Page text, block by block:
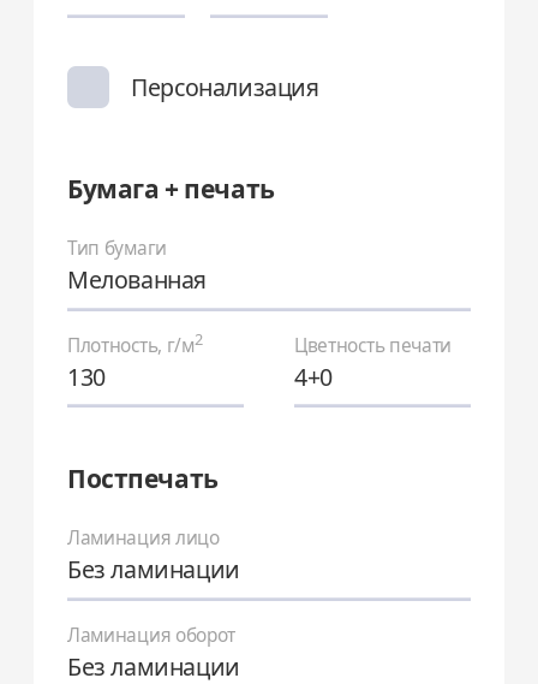
Персонализация
Бумага + печать
Тип бумаги
Мелованная
Плотность, г/м2
130
Цветность печати
4+0
Постпечать
Ламинация лицо
Без ламинации
Ламинация оборот
Без ламинации